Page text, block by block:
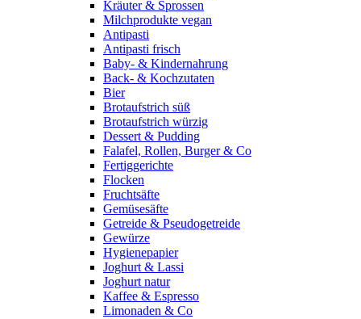
Kräuter & Sprossen
Milchprodukte vegan
Antipasti
Antipasti frisch
Baby- & Kindernahrung
Back- & Kochzutaten
Bier
Brotaufstrich süß
Brotaufstrich würzig
Dessert & Pudding
Falafel, Rollen, Burger & Co
Fertiggerichte
Flocken
Fruchtsäfte
Gemüsesäfte
Getreide & Pseudogetreide
Gewürze
Hygienepapier
Joghurt & Lassi
Joghurt natur
Kaffee & Espresso
Limonaden & Co